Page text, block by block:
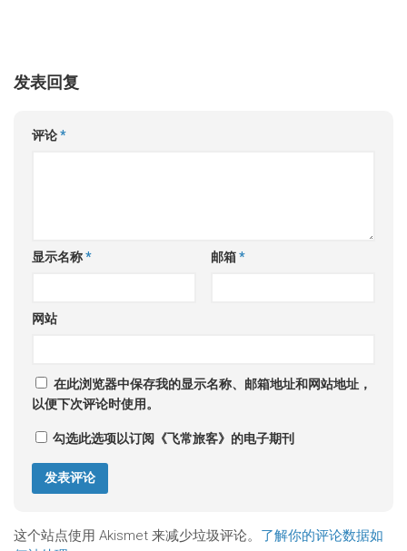
发表回复
评论*
显示名称* 邮箱*
网站
在此浏览器中保存我的显示名称、邮箱地址和网站地址，
以便下次评论时使用。
勾选此选项以订阅《飞常旅客》的电子期刊
这个站点使用 Akismet 来减少垃圾评论。 了解你的评论数据如